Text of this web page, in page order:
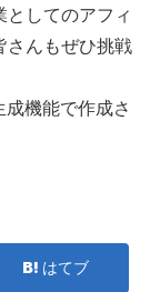
としてのアフィ
さんもぜひ挑戦
機能で作成さ
はてブ